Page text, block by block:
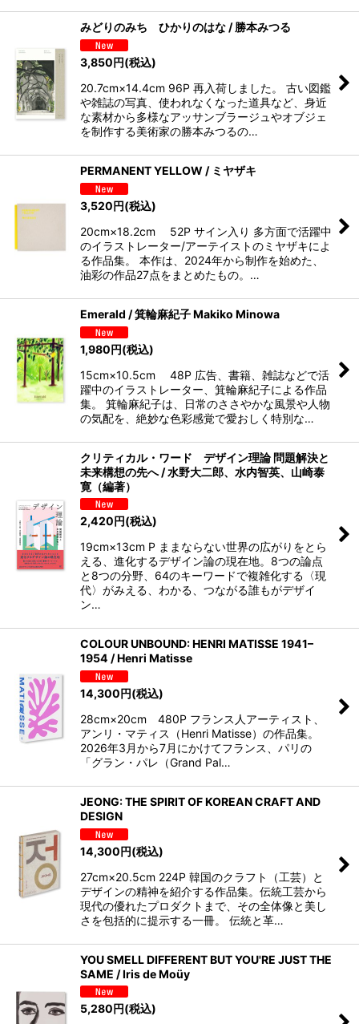
みどりのみち ひかりのはな / 勝本みつる
3,850円(税込)
20.7cm×14.4cm 96P 再入荷しました。 古い図鑑
や雑誌の写真、使われなくなった道具など、身近
な素材から多様なアッサンブラージュやオブジェ
を制作する美術家の勝本みつるの…
PERMANENT YELLOW / ミヤザキ
3,520円(税込)
20cm×18.2cm 52P サイン入り 多方面で活躍中
のイラストレーター/アーテイストのミヤザキによ
る作品集。 本作は、2024年から制作を始めた、
油彩の作品27点をまとめたもの。…
Emerald / 箕輪麻紀子 Makiko Minowa
1,980円(税込)
15cm×10.5cm 48P 広告、書籍、雑誌などで活
躍中のイラストレーター、箕輪麻紀子による作品
集。 箕輪麻紀子は、日常のささやかな風景や人物
の気配を、絶妙な色彩感覚で愛おしく特別な…
クリティカル・ワード デザイン理論 問題解決と
未来構想の先へ / 水野大二郎、水内智英、山崎泰
寛（編著）
2,420円(税込)
19cm×13cm P ままならない世界の広がりをとら
える、進化するデザイン論の現在地。8つの論点
と8つの分野、64のキーワードで複雑化する〈現
代〉がみえる、わかる、つながる誰もがデザイ
ン…
COLOUR UNBOUND: HENRI MATISSE 1941–
1954 / Henri Matisse
14,300円(税込)
28cm×20cm 480P フランス人アーティスト、
アンリ・マティス（Henri Matisse）の作品集。
2026年3月から7月にかけてフランス、パリの
「グラン・パレ（Grand Pal…
JEONG: THE SPIRIT OF KOREAN CRAFT AND
DESIGN
14,300円(税込)
27cm×20.5cm 224P 韓国のクラフト（工芸）と
デザインの精神を紹介する作品集。伝統工芸から
現代の優れたプロダクトまで、その全体像と美し
さを包括的に提示する一冊。 伝統と革…
YOU SMELL DIFFERENT BUT YOU'RE JUST THE
SAME / Iris de Moüy
5,280円(税込)